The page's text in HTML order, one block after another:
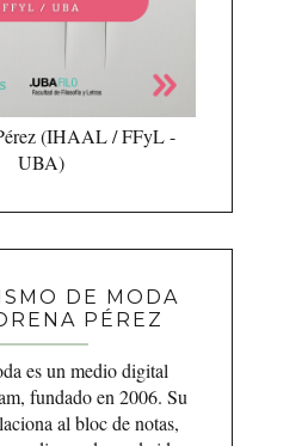
(IHAAL / FFyL -
UBA)
DE MODA
PÉREZ
es un medio digital
fundado en 2006. Su
al bloc de notas,